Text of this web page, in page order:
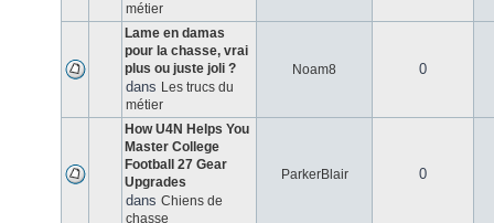
métier
Lame en damas
pour la chasse, vrai
plus ou juste joli ?
dans Les trucs du
métier
Noam8 0
How U4N Helps You
Master College
Football 27 Gear
Upgrades
dans Chiens de
chasse
ParkerBlair 0